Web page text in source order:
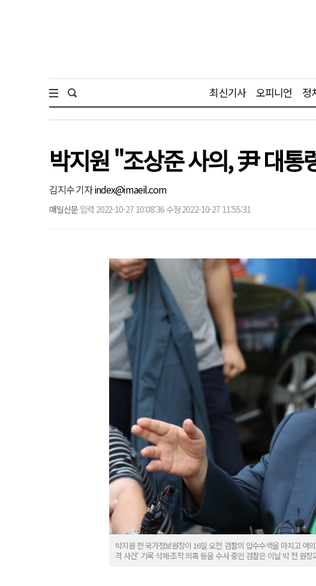
최신기사 오피니언 정
박지원 "조상준 사의, 尹 대
김지수 기자index@imaeil.com
매일신문 입력 2022-10-27 10:08:36 수정 2022-10-27 11:55:31
박지원 전 국가정보원장이 16일 오전 검찰의 압수수색을 마치고 여
격 사건' 기록 삭제·조작 의혹 등을 수사 중인 검찰은 이날 박 전 원